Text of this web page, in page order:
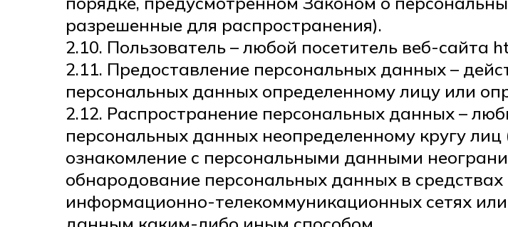
разрешенные для распространения).
2.10. Пользователь – любой посетитель веб-сайта
2.11. Предоставление персональных данных –
персональных данных определенному лицу или
2.12. Распространение персональных данных –
персональных данных неопределенному кругу
ознакомление с персональными данными
обнародование персональных данных в
информационно-телекоммуникационных сетях